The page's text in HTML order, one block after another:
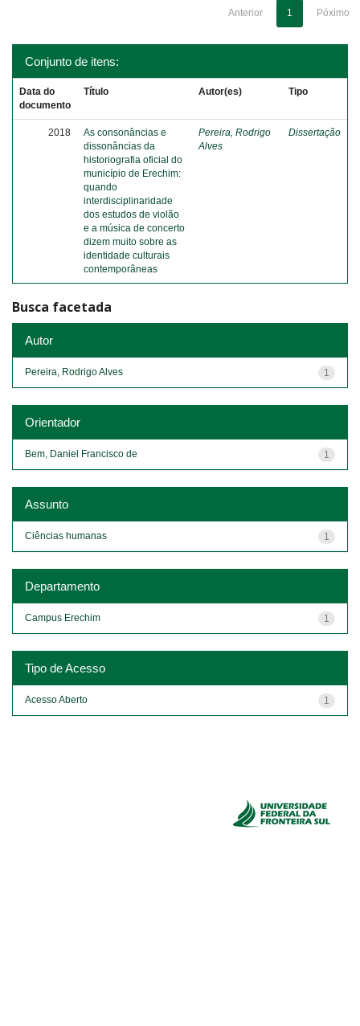
Anterior 1 Póximo
Conjunto de itens:
Data do
documento
Título Autor(es) Tipo
2018
As consonâncias e
dissonâncias da
historiografia oficial do
município de Erechim:
quando
interdisciplinaridade
dos estudos de violão
e a música de concerto
dizem muito sobre as
identidade culturais
contemporâneas
Pereira, Rodrigo
Alves
Dissertação
Busca facetada
Autor
1
Pereira, Rodrigo Alves
Orientador
1
Bem, Daniel Francisco de
Assunto
1
Ciências humanas
Departamento
1
Campus Erechim
Tipo de Acesso
1
Acesso Aberto